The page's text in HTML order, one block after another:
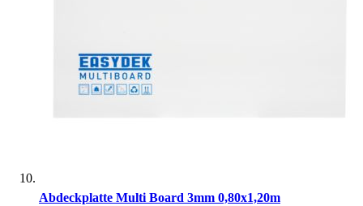
Abdeckplatte Multi Board 3mm 0,80x1,20m